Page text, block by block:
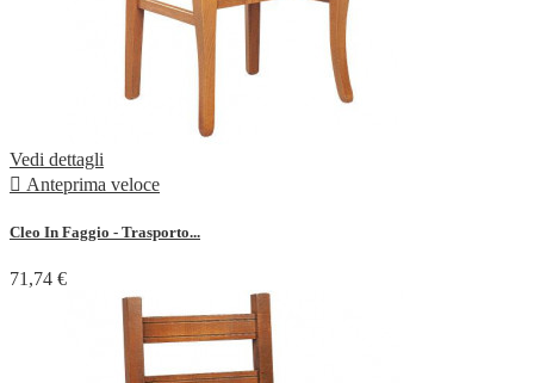
Vedi dettagli
 Anteprima veloce
Cleo In Faggio - Trasporto...
71,74 €